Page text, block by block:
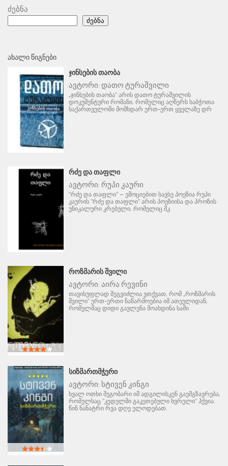
ძებნა
ძებნა
ᲐᲮᲐᲚᲘ ᲬᲘᲒᲜᲔᲑᲘ
ᲯᲘᲜᲡᲔᲑᲘᲡ ᲗᲐᲝᲑᲐ
ავტორი: დათო ტურაშვილი
„ჯინსების თაობა“ არის დათო ტურაშვილის
დოკუმენტური რომანი, რომელიც აღწერს საბჭოთა
საქართველოში მომხდარ ერთ-ერთ ყველაზე დრ
ᲠᲫᲔ ᲓᲐ ᲗᲐᲤᲚᲘ
ავტორი: რუპი კაური
"რძე და თაფლი" – ემოციებით სავსე პოეზია რუპი
კაურის "რძე და თაფლი" არის პოეზიისა და პროზის
უნიკალური კრებული, რომელიც მკ
ᲠᲝᲖᲛᲐᲠᲘᲡ ᲨᲕᲘᲚᲘ
ავტორი: აირა რევინი
თავისუფლად შეგვიძლია ვთქვათ, რომ „როზმარის
შვილი" ერთ-ერთი ნაწარმოებია იმ ათეულიდან,
რომელმაც დიდი გავლენა მოახდინა საში
ᲡᲘᲖᲛᲐᲠᲗᲛᲭᲔᲠᲘ
ავტორი: სტივენ კინგი
ხვალ ოთხი მეგობარი იმ ადგილისკენ გაემგზავრება,
რომელსაც "კედელში გაკეთებული ხვრელი" ჰქვია.
წინ ნანატრი რვა დღე ელოდებათ.